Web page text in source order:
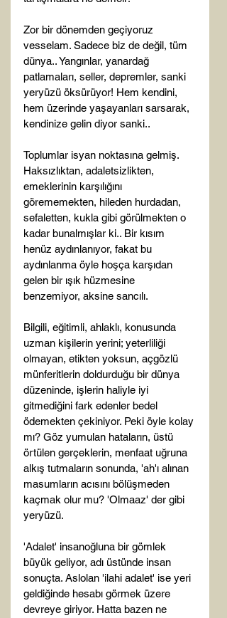
Zor bir dönemden geçiyoruz
vesselam. Sadece biz de değil, tüm
dünya.. Yangınlar, yanardağ
patlamaları, seller, depremler, sanki
yeryüzü öksürüyor! Hem kendini,
hem üzerinde yaşayanları sarsarak,
kendinize gelin diyor sanki..
Toplumlar isyan noktasına gelmiş.
Haksızlıktan, adaletsizlikten,
emeklerinin karşılığını
görememekten, hileden hurdadan,
sefaletten, kukla gibi görülmekten o
kadar bunalmışlar ki.. Bir kısım
henüz aydınlanıyor, fakat bu
aydınlanma öyle hoşça karşıdan
gelen bir ışık hüzmesine
benzemiyor, aksine sancılı.
Bilgili, eğitimli, ahlaklı, konusunda
uzman kişilerin yerini; yeterliliği
olmayan, etikten yoksun, açgözlü
münferitlerin doldurduğu bir dünya
düzeninde, işlerin haliyle iyi
gitmediğini fark edenler bedel
ödemekten çekiniyor. Peki öyle kolay
mı? Göz yumulan hataların, üstü
örtülen gerçeklerin, menfaat uğruna
alkış tutmaların sonunda, 'ah'ı alınan
masumların acısını bölüşmeden
kaçmak olur mu? 'Olmaaz' der gibi
yeryüzü.
'Adalet' insanoğluna bir gömlek
büyük geliyor, adı üstünde insan
sonuçta. Aslolan 'ilahi adalet' ise yeri
geldiğinde hesabı görmek üzere
devreye giriyor. Hatta bazen ne